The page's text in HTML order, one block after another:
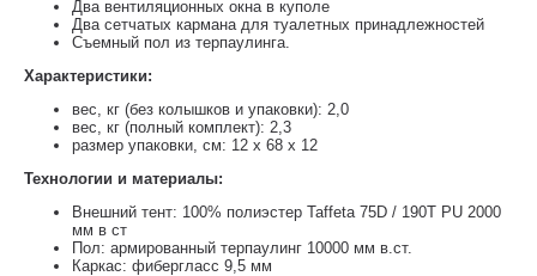
Два вентиляционных окна в куполе
Два сетчатых кармана для туалетных принадлежностей
Съемный пол из терпаулинга.
Характеристики:
вес, кг (без колышков и упаковки): 2,0
вес, кг (полный комплект): 2,3
размер упаковки, см: 12 x 68 x 12
Технологии и материалы:
Внешний тент: 100% полиэстер Taffeta 75D / 190T PU 2000
мм в ст
Пол: армированный терпаулинг 10000 мм в.ст.
Каркас: фибергласс 9,5 мм